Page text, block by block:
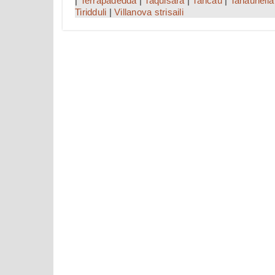
Tiridduli | Villanova strisaili